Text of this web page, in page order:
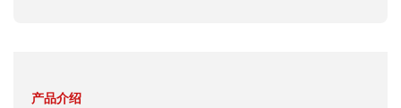
产品介绍